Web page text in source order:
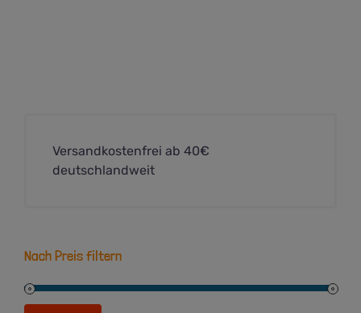
Versandkostenfrei ab 40€
deutschlandweit
Nach Preis filtern